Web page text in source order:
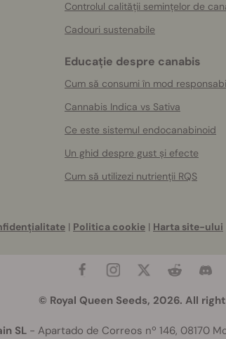
Controlul calității semințelor de
Cadouri sustenabile
Educație despre canabis
Cum să consumi în mod
Cannabis Indica vs Sativa
Ce este sistemul endocanabinoid
Un ghid despre gust și efecte
Cum să utilizezi nutrienții RQS
| Politica cookie | Harta site-ului
© Royal Queen Seeds, 2026. All
SL - Apartado de Correos nº 146, 08170